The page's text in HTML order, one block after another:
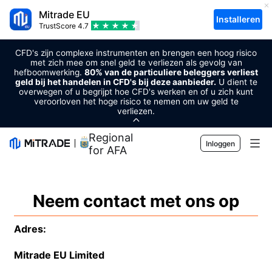
Mitrade EU
TrustScore 4.7
Installeren
CFD's zijn complexe instrumenten en brengen een hoog risico
met zich mee om snel geld te verliezen als gevolg van
hefboomwerking. 80% van de particuliere beleggers verliest
geld bij het handelen in CFD's bij deze aanbieder. U dient te
overwegen of u begrijpt hoe CFD's werken en of u zich kunt
veroorloven het hoge risico te nemen om uw geld te
verliezen.
Regional Sponsor
for AFA
Inloggen
Grondstoffen
Cryptovaluta's
Handel
Handelsplatform
Risicobeheer
Markttools
Economische kalender
Voorlichting
Neem contact met ons op
Adres:
Mitrade EU Limited